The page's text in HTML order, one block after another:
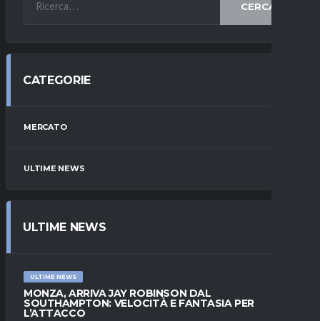
CERCA
CATEGORIE
MERCATO
ULTIME NEWS
ULTIME NEWS
ULTIME NEWS
MONZA, ARRIVA JAY ROBINSON DAL
SOUTHAMPTON: VELOCITÀ E FANTASIA PER
L’ATTACCO